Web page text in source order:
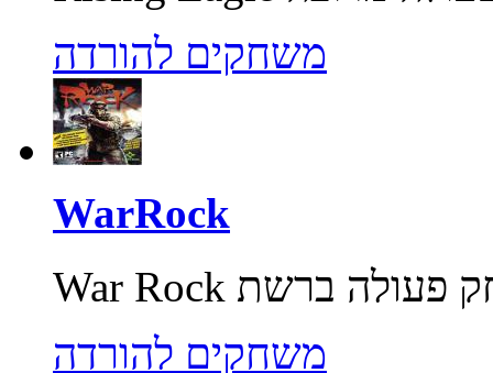
משחקים להורדה
WarRock
משחקים להורדה